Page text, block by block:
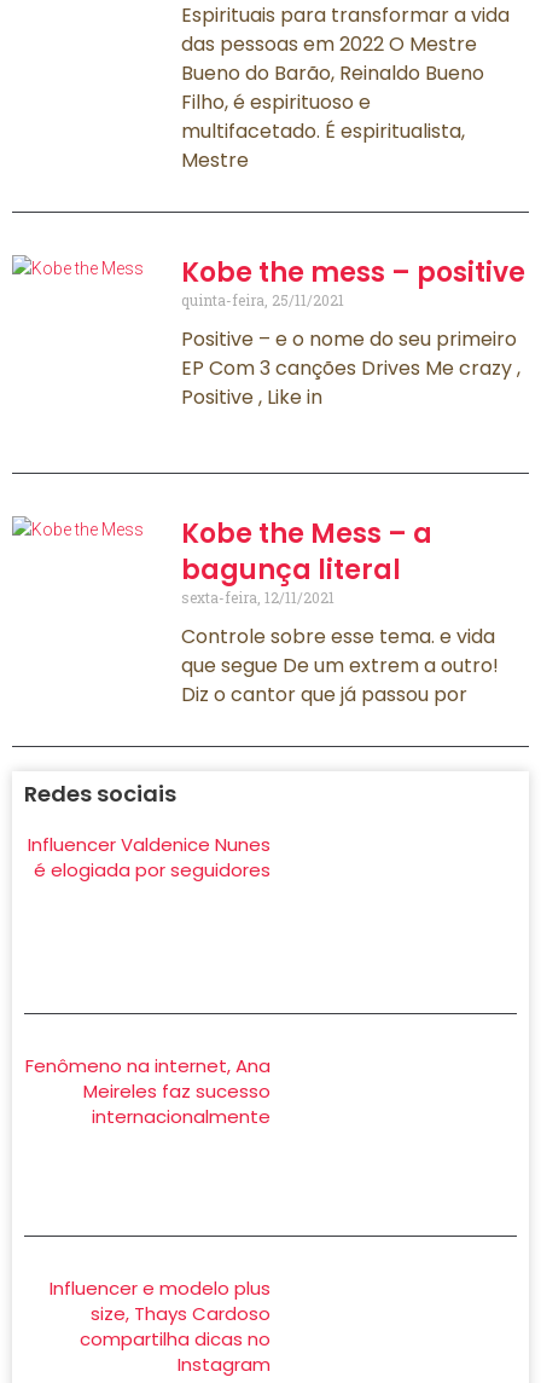
Espirituais para transformar a vida
das pessoas em 2022 O Mestre
Bueno do Barão, Reinaldo Bueno
Filho, é espirituoso e
multifacetado. É espiritualista,
Mestre
Kobe the mess – positive
quinta-feira, 25/11/2021
Positive – e o nome do seu primeiro
EP Com 3 canções Drives Me crazy ,
Positive , Like in
Kobe the Mess – a
bagunça literal
sexta-feira, 12/11/2021
Controle sobre esse tema. e vida
que segue De um extrem a outro!
Diz o cantor que já passou por
Redes sociais
Influencer Valdenice Nunes
é elogiada por seguidores
Fenômeno na internet, Ana
Meireles faz sucesso
internacionalmente
Influencer e modelo plus
size, Thays Cardoso
compartilha dicas no
Instagram